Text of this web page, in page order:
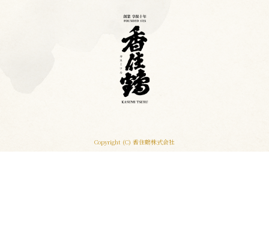
Copyright (C) 香住鶴株式会社